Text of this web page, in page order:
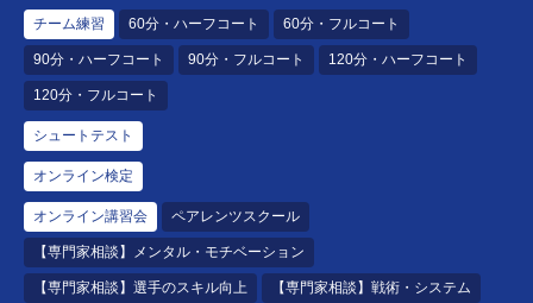
チーム練習 60分・ハーフコート 60分・フルコート
90分・ハーフコート 90分・フルコート 120分・ハーフコート
120分・フルコート
シュートテスト
オンライン検定
オンライン講習会 ペアレンツスクール
【専門家相談】メンタル・モチベーション
【専門家相談】選手のスキル向上 【専門家相談】戦術・システム